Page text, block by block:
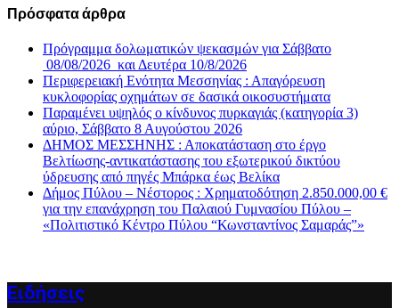
Πρόσφατα άρθρα
Πρόγραμμα δολωματικών ψεκασμών για Σάββατο
08/08/2026 και Δευτέρα 10/8/2026
Περιφερειακή Ενότητα Μεσσηνίας : Απαγόρευση
κυκλοφορίας οχημάτων σε δασικά οικοσυστήματα
Παραμένει υψηλός ο κίνδυνος πυρκαγιάς (κατηγορία 3)
αύριο, Σάββατο 8 Αυγούστου 2026
ΔΗΜΟΣ ΜΕΣΣΗΝΗΣ : Αποκατάσταση στο έργο
Βελτίωσης-αντικατάστασης του εξωτερικού δικτύου
ύδρευσης από πηγές Μπάρκα έως Βελίκα
Δήμος Πύλου – Νέστορος : Χρηματοδότηση 2.850.000,00 €
για την επανάχρηση του Παλαιού Γυμνασίου Πύλου –
«Πολιτιστικό Κέντρο Πύλου “Κωνσταντίνος Σαμαράς”»
Ειδήσεις